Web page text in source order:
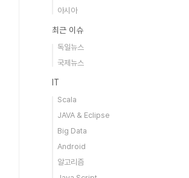
아시아
최근 이슈
독일뉴스
국제뉴스
IT
Scala
JAVA & Eclipse
Big Data
Android
알고리즘